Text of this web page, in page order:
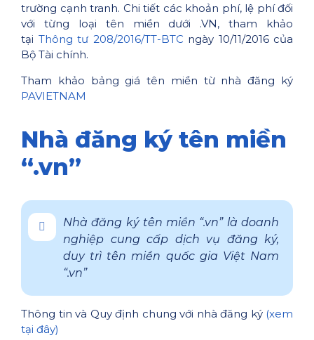
trường cạnh tranh. Chi tiết các khoản phí, lệ phí đối
với từng loại tên miền dưới .VN, tham khảo
tại Thông tư 208/2016/TT-BTC ngày 10/11/2016 của
Bộ Tài chính.
Tham khảo bảng giá tên miền từ nhà đăng ký
PAVIETNAM
Nhà đăng ký tên miền
“.vn”
Nhà đăng ký tên miền “.vn” là doanh
nghiệp cung cấp dịch vụ đăng ký,
duy trì tên miền quốc gia Việt Nam
“.vn”
Thông tin và Quy định chung với nhà đăng ký (xem
tại đây)